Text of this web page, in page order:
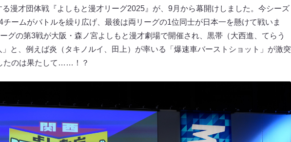
漫才団体戦『よしもと漫才リーグ2025』が、9月から幕開けしました。今シーズ
ームがバトルを繰り広げ、最後は両リーグの1位同士が日本一を懸けて戦いま
グの第3戦が大阪・森ノ宮よしもと漫才劇場で開催され、黒帯（大西進、てらう
と、例えば炎（タキノルイ、田上）が率いる「爆速車バーストショット」が激突
たのは果たして……！？